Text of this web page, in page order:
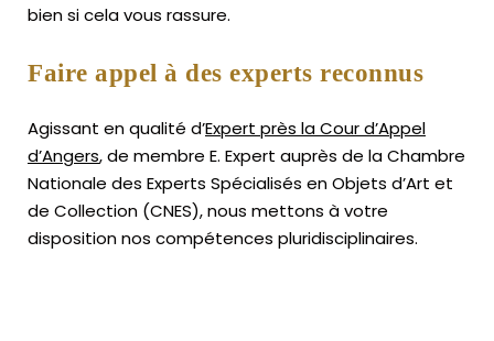
bien si cela vous rassure.
Faire appel à des experts reconnus
Agissant en qualité d’Expert près la Cour d’Appel
d’Angers, de membre E. Expert auprès de laChambre
Nationale des Experts Spécialisés en Objets d’Art et
de Collection (CNES),nous mettons à votre
disposition nos compétences pluridisciplinaires.